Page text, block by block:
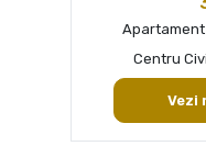
Centru
Vezi